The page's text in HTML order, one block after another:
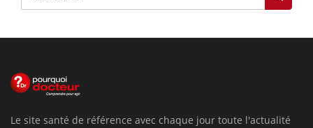
Le site santé de référence avec chaque jour toute l'actualité